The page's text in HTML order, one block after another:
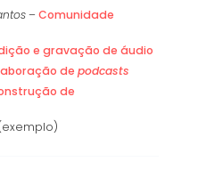
–Comunidade
e gravação de áudio
depodcasts
de